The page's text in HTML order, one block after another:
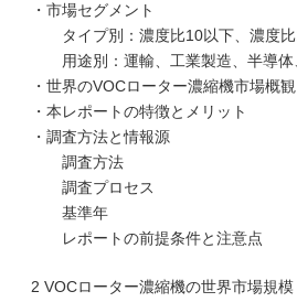
・市場セグメント
タイプ別：濃度比10以下、濃度比
用途別：運輸、工業製造、半導体
・世界のVOCローター濃縮機市場概観
・本レポートの特徴とメリット
・調査方法と情報源
調査方法
調査プロセス
基準年
レポートの前提条件と注意点
2 VOCローター濃縮機の世界市場規模